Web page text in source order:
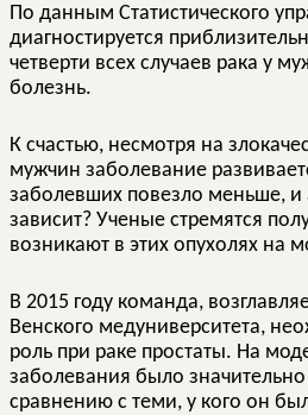
По данным Статистического
диагностируется
четверти всех случаев рака у
болезнь.
К счастью, несмотря на
мужчин заболевание
заболевших повезло меньше, и
зависит? Ученые стремятся
возникают в этих опухолях на
В 2015 году команда,
Венского медуниверситета,
роль при раке простаты. На
заболевания было значительно
сравнению с теми, у кого он